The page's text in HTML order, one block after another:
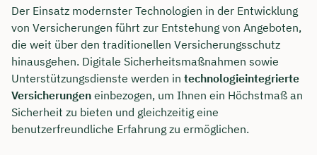
Der Einsatz modernster Technologien in der Entwicklung
von Versicherungen führt zur Entstehung von Angeboten,
die weit über den traditionellen Versicherungsschutz
hinausgehen. Digitale Sicherheitsmaßnahmen sowie
Unterstützungsdienste werden in technologieintegrierte
Versicherungen einbezogen, um Ihnen ein Höchstmaß an
Sicherheit zu bieten und gleichzeitig eine
benutzerfreundliche Erfahrung zu ermöglichen.